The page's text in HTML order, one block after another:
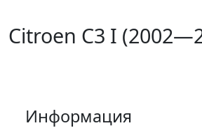
Citroen C3 I
Информация